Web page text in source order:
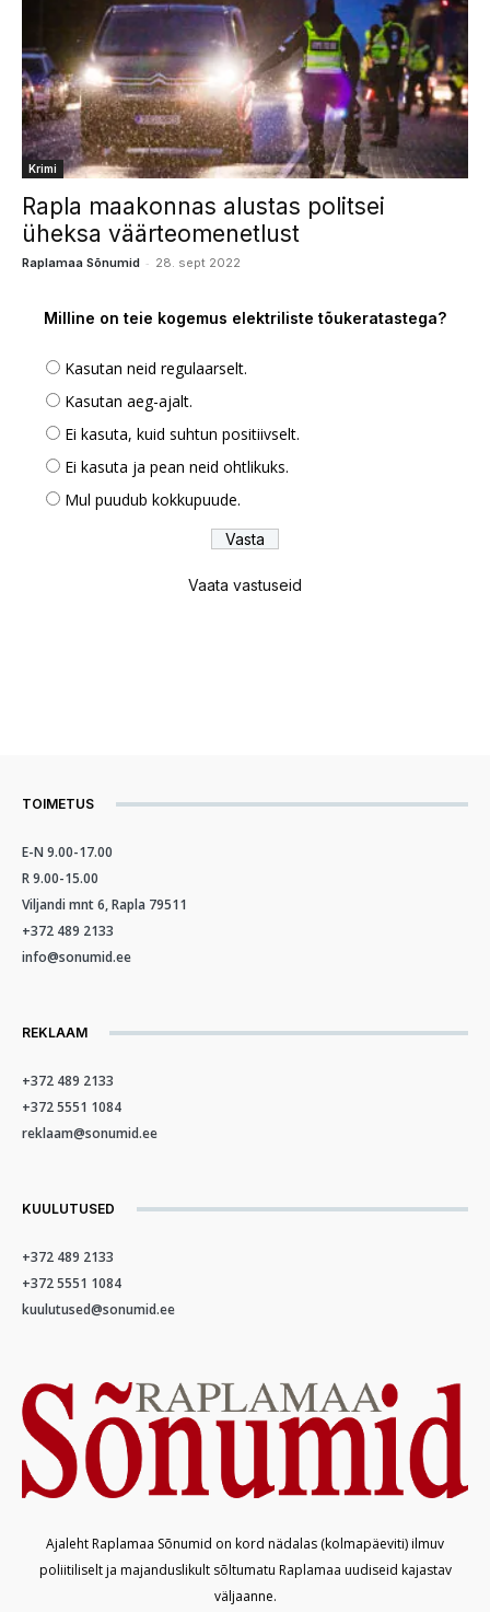
Krimi
Rapla maakonnas alustas politsei
üheksa väärteomenetlust
Raplamaa Sõnumid - 28. sept 2022
Milline on teie kogemus elektriliste tõukeratastega?
Kasutan neid regulaarselt.
Kasutan aeg-ajalt.
Ei kasuta, kuid suhtun positiivselt.
Ei kasuta ja pean neid ohtlikuks.
Mul puudub kokkupuude.
Vaata vastuseid
TOIMETUS
E-N 9.00-17.00
R 9.00-15.00
Viljandi mnt 6, Rapla 79511
+372 489 2133
info@sonumid.ee
REKLAAM
+372 489 2133
+372 5551 1084
reklaam@sonumid.ee
KUULUTUSED
+372 489 2133
+372 5551 1084
kuulutused@sonumid.ee
Ajaleht Raplamaa Sõnumid on kord nädalas (kolmapäeviti) ilmuv
poliitiliselt ja majanduslikult sõltumatu Raplamaa uudiseid kajastav
väljaanne.